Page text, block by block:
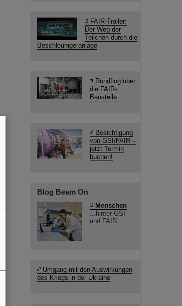
FAIR-Trailer:
Der Weg der
Teilchen durch die
Beschleunigeranlage
Rundflug über
die FAIR-
Baustelle
Besichtigung
von GSI/FAIR –
jetzt Termin
buchen!
Blog Beam On
Menschen
...hinter GSI
und FAIR.
Umgang mit den Auswirkungen
des Kriegs in der Ukraine